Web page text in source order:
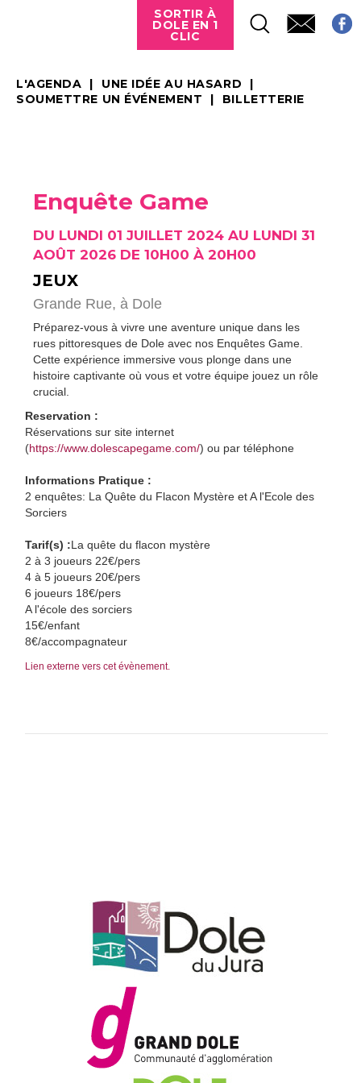
SORTIR À
DOLE EN 1
CLIC
L'AGENDA
UNE IDÉE AU HASARD
SOUMETTRE UN ÉVÉNEMENT
BILLETTERIE
Enquête Game
DU LUNDI 01 JUILLET 2024 AU LUNDI 31
AOÛT 2026 DE 10H00 À 20H00
JEUX
Grande Rue, à Dole
Préparez-vous à vivre une aventure unique dans les
rues pittoresques de Dole avec nos Enquêtes Game.
Cette expérience immersive vous plonge dans une
histoire captivante où vous et votre équipe jouez un rôle
crucial.
Reservation :
Réservations sur site internet
(https://www.dolescapegame.com/) ou par téléphone
Informations Pratique :
2 enquêtes: La Quête du Flacon Mystère et A l'Ecole des
Sorciers
Tarif(s) :La quête du flacon mystère
2 à 3 joueurs 22€/pers
4 à 5 joueurs 20€/pers
6 joueurs 18€/pers
A l'école des sorciers
15€/enfant
8€/accompagnateur
Lien externe vers cet évènement.